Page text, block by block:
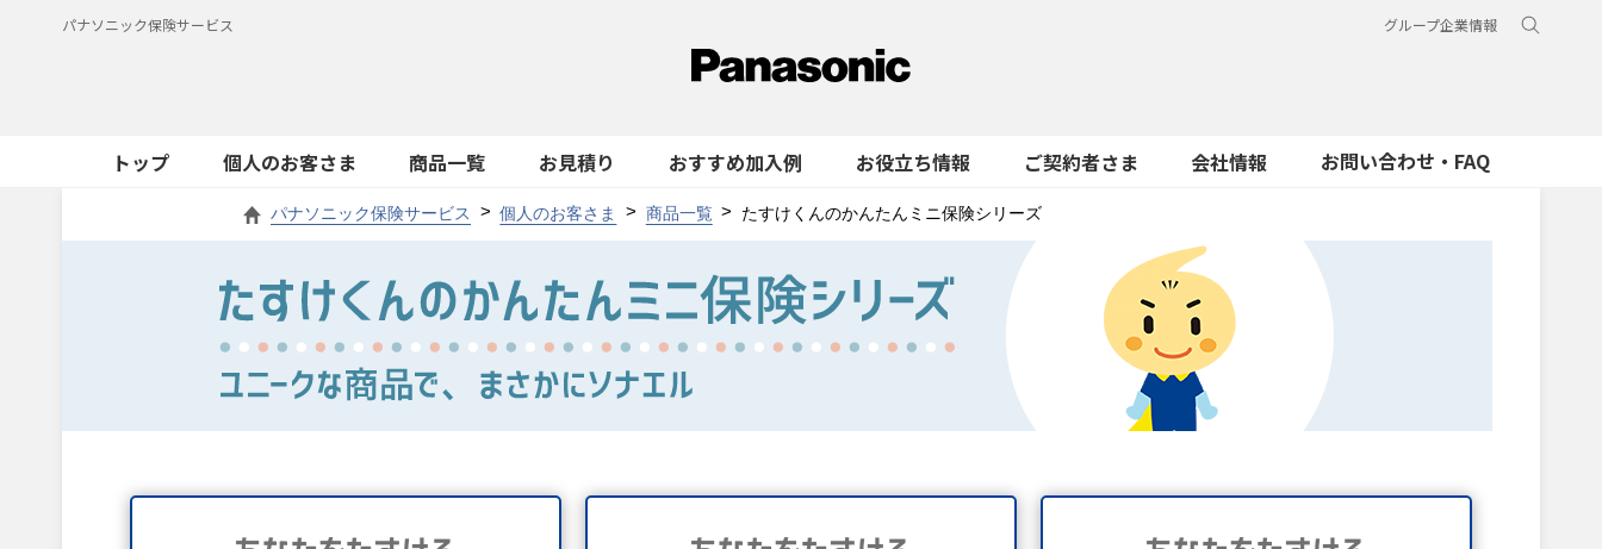
パナソニック保険サービス グループ企業情報
トップ 個人のお客さま 商品一覧 お見積り おすすめ加入例 お役立ち情報 ご契約者さま 会社情報 お問い合わせ・FAQ
パナソニック保険サービス 個人のお客さま 商品一覧 たすけくんのかんたんミニ保険シリーズ